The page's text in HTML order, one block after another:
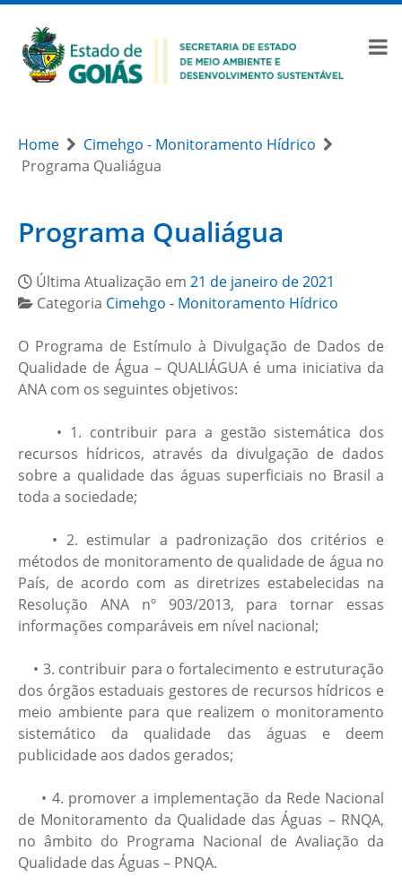
Home
Cimehgo - Monitoramento Hídrico
Programa Qualiágua
Programa Qualiágua
Última Atualização em 21 de janeiro de 2021
Categoria Cimehgo - Monitoramento Hídrico
O Programa de Estímulo à Divulgação de Dados de
Qualidade de Água – QUALIÁGUA é uma iniciativa da
ANA com os seguintes objetivos:
• 1. contribuir para a gestão sistemática dos
recursos hídricos, através da divulgação de dados
sobre a qualidade das águas superficiais no Brasil a
toda a sociedade;
• 2. estimular a padronização dos critérios e
métodos de monitoramento de qualidade de água no
País, de acordo com as diretrizes estabelecidas na
Resolução ANA nº 903/2013, para tornar essas
informações comparáveis em nível nacional;
• 3. contribuir para o fortalecimento e estruturação
dos órgãos estaduais gestores de recursos hídricos e
meio ambiente para que realizem o monitoramento
sistemático da qualidade das águas e deem
publicidade aos dados gerados;
• 4. promover a implementação da Rede Nacional
de Monitoramento da Qualidade das Águas – RNQA,
no âmbito do Programa Nacional de Avaliação da
Qualidade das Águas – PNQA.